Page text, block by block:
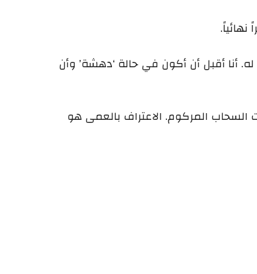
أنا أقبل أن أكون في حالة ‘دهشة’ وأن
المركوم. الاعتراف بالعمى هو